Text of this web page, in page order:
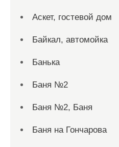
Аскет, гостевой дом
Байкал, автомойка
Банька
Баня №2
Баня №2, Баня
Баня на Гончарова